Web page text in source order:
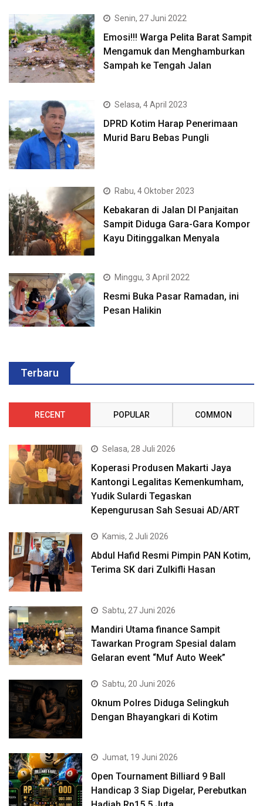
Senin, 27 Juni 2022
Emosi!!! Warga Pelita Barat Sampit
Mengamuk dan Menghamburkan
Sampah ke Tengah Jalan
Selasa, 4 April 2023
DPRD Kotim Harap Penerimaan
Murid Baru Bebas Pungli
Rabu, 4 Oktober 2023
Kebakaran di Jalan DI Panjaitan
Sampit Diduga Gara-Gara Kompor
Kayu Ditinggalkan Menyala
Minggu, 3 April 2022
Resmi Buka Pasar Ramadan, ini
Pesan Halikin
Terbaru
RECENT POPULAR COMMON
Selasa, 28 Juli 2026
Koperasi Produsen Makarti Jaya
Kantongi Legalitas Kemenkumham,
Yudik Sulardi Tegaskan
Kepengurusan Sah Sesuai AD/ART
Kamis, 2 Juli 2026
Abdul Hafid Resmi Pimpin PAN Kotim,
Terima SK dari Zulkifli Hasan
Sabtu, 27 Juni 2026
Mandiri Utama finance Sampit
Tawarkan Program Spesial dalam
Gelaran event “Muf Auto Week”
Sabtu, 20 Juni 2026
Oknum Polres Diduga Selingkuh
Dengan Bhayangkari di Kotim
Jumat, 19 Juni 2026
Open Tournament Billiard 9 Ball
Handicap 3 Siap Digelar, Perebutkan